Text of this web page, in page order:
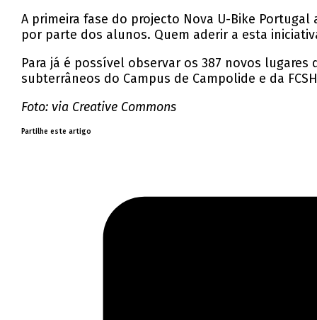
A primeira fase do projecto Nova U-Bike
por parte dos alunos. Quem aderir a esta
Para já é possível observar os 387 novos
subterrâneos do Campus de Campolide e da
Foto: via Creative Commons
Partilhe este artigo